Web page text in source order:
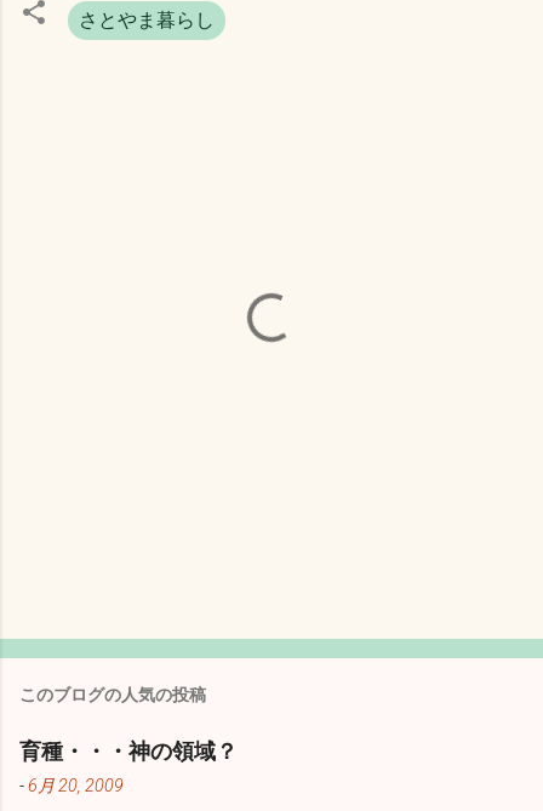
さとやま暮らし
このブログの人気の投稿
育種・・・神の領域？
-6月 20, 2009